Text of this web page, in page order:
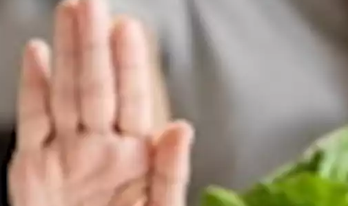
التحدي في الحفاظ على الأهداف الصحية واللياقة البدنية، فمن السهل